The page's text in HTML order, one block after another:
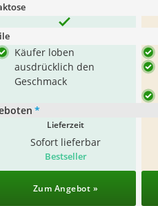
Käufer loben
ausdrücklich den
Geschmack
*
Lieferzeit
Sofort lieferbar
Bestseller
Zum Angebot »